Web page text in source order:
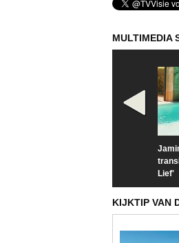
MULTIMEDIA
Lief'
KIJKTIP VAN